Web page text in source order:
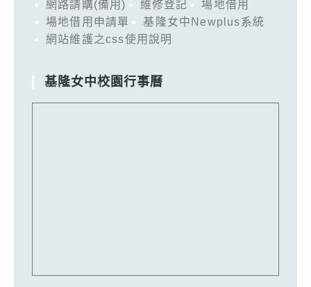
網路請購(備用)
維修登記
場地借用
場地借用申請單
基隆女中Newplus系統
網站維護之css使用說明
基隆女中校園行事曆